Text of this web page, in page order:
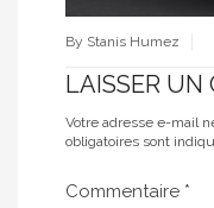
By Stanis Humez
LAISSER UN
Votre adresse e-mail
obligatoires sont
Commentaire *